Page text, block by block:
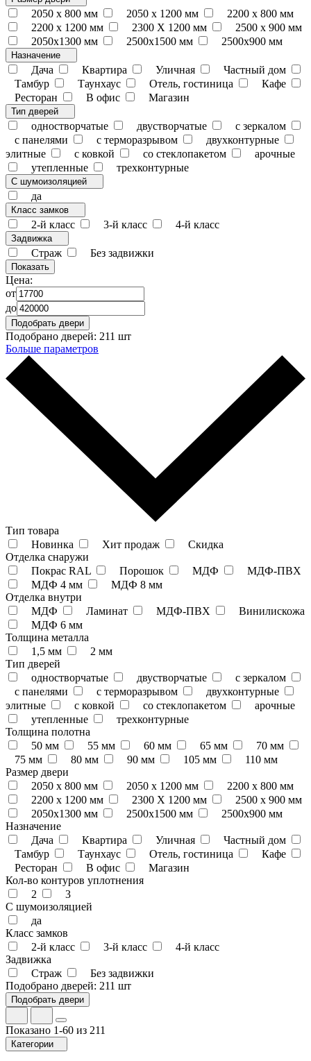
2050 x 800 мм 2050 x 1200 мм
2200 x 800 мм
2200 x 1200 мм
2300 Х 1200 мм
2500 х 900 мм
2050х1300 мм
2500х1500 мм 2500х900 мм
Назначение
Дача Квартира Уличная
Частный дом
Тамбур
Таунхаус Отель, гостиница
Кафе
Ресторан
В офис Магазин
Тип дверей
одностворчатые двустворчатые
с зеркалом
с панелями
с терморазрывом
двухконтурные
элитные
с ковкой со стеклопакетом
арочные
утепленные
трехконтурные
С шумоизоляцией
да
Класс замков
2-й класс 3-й класс 4-й класс
Задвижка
Страж Без задвижки
Цена:
от
до
Подобрано дверей: 211 шт
Больше параметров
Тип товара
Новинка
Хит продаж
Скидка
Отделка снаружи
Покрас RAL
Порошок МДФ
МДФ-ПВХ
МДФ 4 мм
МДФ 8 мм
Отделка внутри
МДФ
Ламинат МДФ-ПВХ
Винилискожа
МДФ 6 мм
Толщина металла
1,5 мм
2 мм
Тип дверей
одностворчатые
двустворчатые
с зеркалом
с панелями
с терморазрывом
двухконтурные
элитные
с ковкой со стеклопакетом
арочные
утепленные
трехконтурные
Толщина полотна
50 мм
55 мм 60 мм 65 мм
70 мм
75 мм
80 мм 90 мм 105 мм
110 мм
Размер двери
2050 x 800 мм
2050 x 1200 мм
2200 x 800 мм
2200 x 1200 мм
2300 Х 1200 мм
2500 х 900 мм
2050х1300 мм
2500х1500 мм
2500х900 мм
Назначение
Дача
Квартира Уличная
Частный дом
Тамбур
Таунхаус Отель, гостиница
Кафе
Ресторан
В офис
Магазин
Кол-во контуров уплотнения
2
3
С шумоизоляцией
да
Класс замков
2-й класс
3-й класс
4-й класс
Задвижка
Страж
Без задвижки
Подобрано дверей: 211 шт
Показано 1-60 из 211
Категории